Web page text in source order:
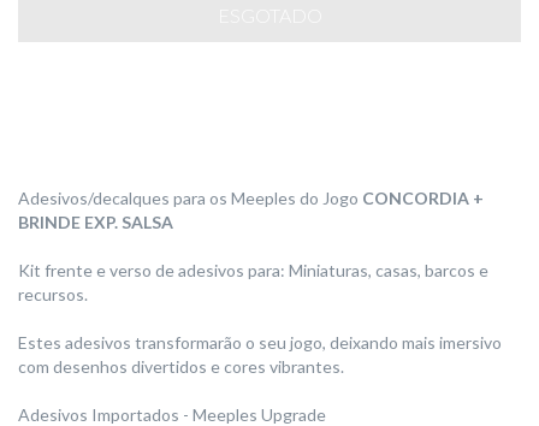
Adesivos/decalques para os Meeples do Jogo CONCORDIA +
BRINDE EXP. SALSA
Kit frente e verso de adesivos para: Miniaturas, casas, barcos e
recursos.
Estes adesivos transformarão o seu jogo, deixando mais imersivo
com desenhos divertidos e cores vibrantes.
Adesivos Importados - Meeples Upgrade